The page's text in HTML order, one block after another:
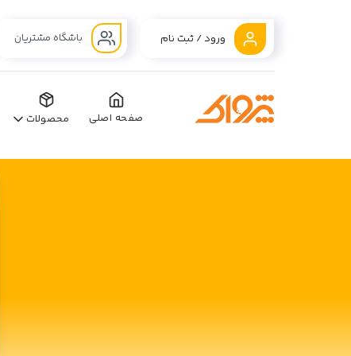
ورود / ثبت نام باشگاه مشتریان
صفحه اصلی محصولات